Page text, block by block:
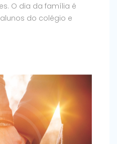
O dia da família é
do colégio e